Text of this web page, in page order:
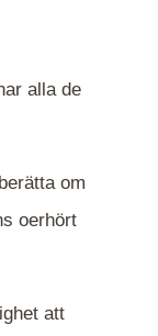
alla de
om
oerhört
att